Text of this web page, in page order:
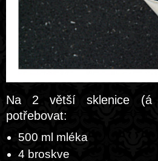
Na 2 větší sklenice (á
potřebovat:
500 ml mléka
4 broskve